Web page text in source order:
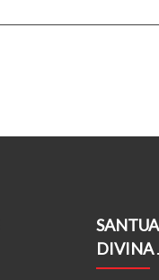
DIVINA